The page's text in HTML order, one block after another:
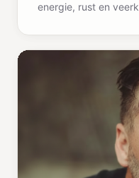
energie, rust en